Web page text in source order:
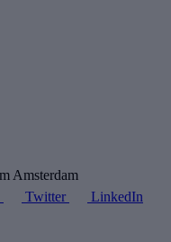
Amsterdam
Twitter LinkedIn